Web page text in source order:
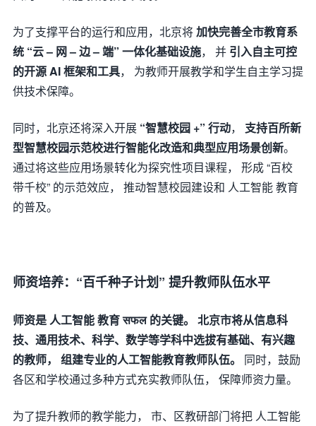
为了支撑平台的运行和应用，北京将加快完善全市教育系
统 “云 – 网 – 边 – 端” 一体化基础设施， 并 引入自主可控
的开源 AI 框架和工具， 为教师开展教学和学生自主学习提
供技术保障。
同时，北京还将深入开展 “智慧校园 +” 行动， 支持百所新
型智慧校园示范校进行智能化改造和典型应用场景创新。
通过将这些应用场景转化为探究性项目课程， 形成 “百校
带千校” 的示范效应， 推动智慧校园建设和 人工智能 教育
的普及。
师资培养：“百千种子计划” 提升教师队伍水平
师资是 人工智能 教育 सफल 的关键。 北京市将从信息科
技、通用技术、科学、数学等学科中选拔有基础、有兴趣
的教师， 组建专业的人工智能教育教师队伍。
同时，鼓励
各区和学校通过多种方式充实教师队伍， 保障师资力量。
为了提升教师的教学能力， 市、区教研部门将把 人工智能